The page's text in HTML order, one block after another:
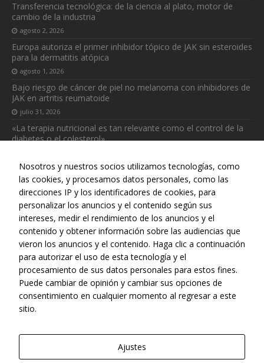
Transferencia tecnológica: de la ciencia al plato, motor de
cambio de la industria
agosto 2, 2026
Europa autoriza el primer inhibidor tópico de JAK sin esteroides
para la dermatitis atópica
agosto 1, 2026
Bajo riesgo de cáncer de piel no melanoma con inhibidores de
JAK en artritis reumatoide
julio 31, 2026
«La terapia nutricional es tan relevante como el control de la
diabetes o el colesterol»
Web realizada con el patrocinio del Centro Español de Derechos
Reprográficos
Nosotros y nuestros socios utilizamos tecnologías, como
las cookies, y procesamos datos personales, como las
direcciones IP y los identificadores de cookies, para
personalizar los anuncios y el contenido según sus
intereses, medir el rendimiento de los anuncios y el
contenido y obtener información sobre las audiencias que
vieron los anuncios y el contenido. Haga clic a continuación
para autorizar el uso de esta tecnología y el
procesamiento de sus datos personales para estos fines.
Puede cambiar de opinión y cambiar sus opciones de
consentimiento en cualquier momento al regresar a este
sitio.
Ajustes